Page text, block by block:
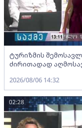
ტურიზმის
ძირითადად
2026/08/06 14:32
02:28